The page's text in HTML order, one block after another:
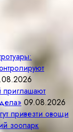
приглашают
09.08.2026
привезти овощи
зоопарк